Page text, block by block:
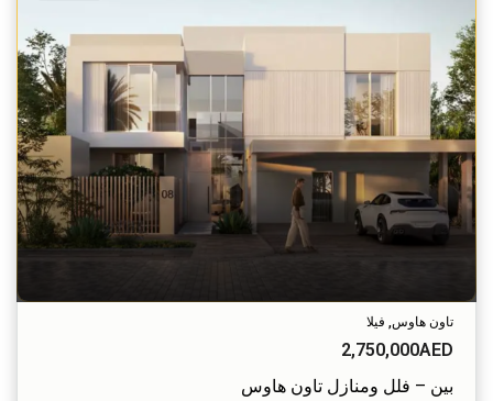
تاون هاوس, فيلا
2,750,000AED
بين – فلل ومنازل تاون هاوس